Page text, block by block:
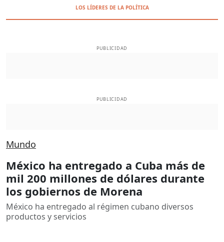
LOS LÍDERES DE LA POLÍTICA
PUBLICIDAD
PUBLICIDAD
Mundo
México ha entregado a Cuba más de
mil 200 millones de dólares durante
los gobiernos de Morena
México ha entregado al régimen cubano diversos
productos y servicios